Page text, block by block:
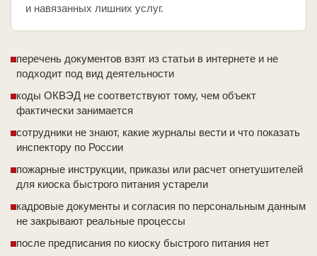
и навязанных лишних услуг.
перечень документов взят из статьи в интернете и не
подходит под вид деятельности
коды ОКВЭД не соответствуют тому, чем объект
фактически занимается
сотрудники не знают, какие журналы вести и что показать
инспектору по России
пожарные инструкции, приказы или расчет огнетушителей
для киоска быстрого питания устарели
кадровые документы и согласия по персональным данным
не закрывают реальные процессы
после предписания по киоску быстрого питания нет